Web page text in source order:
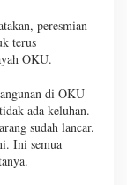
peresmian
terus
OKU.
di OKU
ada keluhan.
sudah lancar.
Ini semua